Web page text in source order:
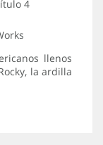
4
llenos
la ardilla